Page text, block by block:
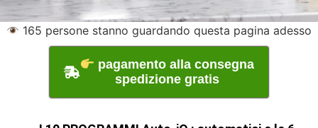
165 persone stanno guardando questa pagina adesso
pagamento alla consegna
spedizione gratis